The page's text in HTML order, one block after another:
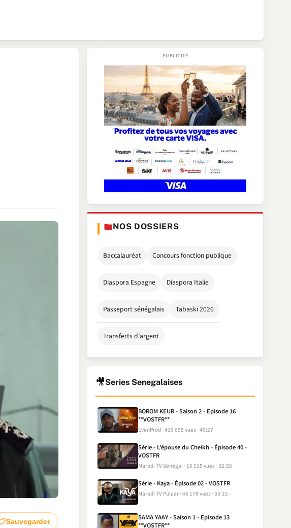
Sauvegarder
NOS DOSSIERS
Baccalauréat Concours fonction publique
Diaspora Espagne Diaspora Italie
Passeport sénégalais Tabaski 2026
Transferts d'argent
🎥Series Senegalaises
BOROM KEUR - Saison 2 - Episode 16
**VOSTFR**
EvenProd 416 695 vues 40:27
Série - L'épouse du Cheikh - Épisode 40 -
VOSTFR
Marodi TV Sénégal 16 115 vues 32:35
Série - Kaya - Épisode 02 - VOSTFR
Marodi TV Pulaar 46 178 vues 33:15
SAMA YAAY - Saison 1 - Episode 13
**VOSTFR**